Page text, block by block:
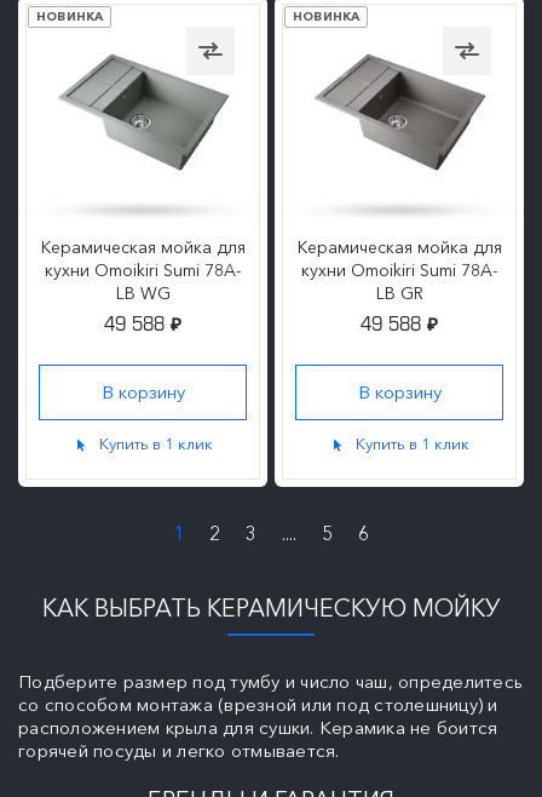
НОВИНКА
Керамическая мойка для
кухни Omoikiri Sumi 78A-
LB WG
49 588 ₽
Купить в 1 клик
НОВИНКА
Керамическая мойка для
кухни Omoikiri Sumi 78A-
LB GR
49 588 ₽
Купить в 1 клик
1 2 3 .... 5 6
КАК ВЫБРАТЬ КЕРАМИЧЕСКУЮ МОЙКУ
Подберите размер под тумбу и число чаш, определитесь
со способом монтажа (врезной или под столешницу) и
расположением крыла для сушки. Керамика не боится
горячей посуды и легко отмывается.